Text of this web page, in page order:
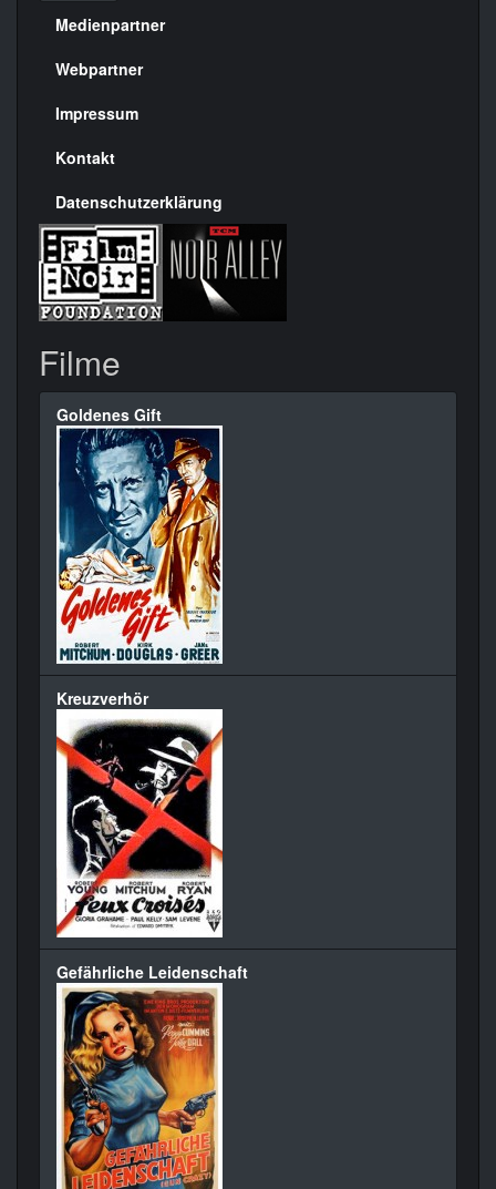
Menülinks
rechte
Seite
Medienpartner
Webpartner
Impressum
Kontakt
Datenschutzerklärung
Filme
Goldenes Gift
Kreuzverhör
Gefährliche Leidenschaft